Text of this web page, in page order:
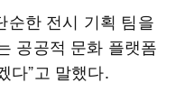
순한 전시 기획 팀을
공공적 문화 플랫폼
다”고 말했다.